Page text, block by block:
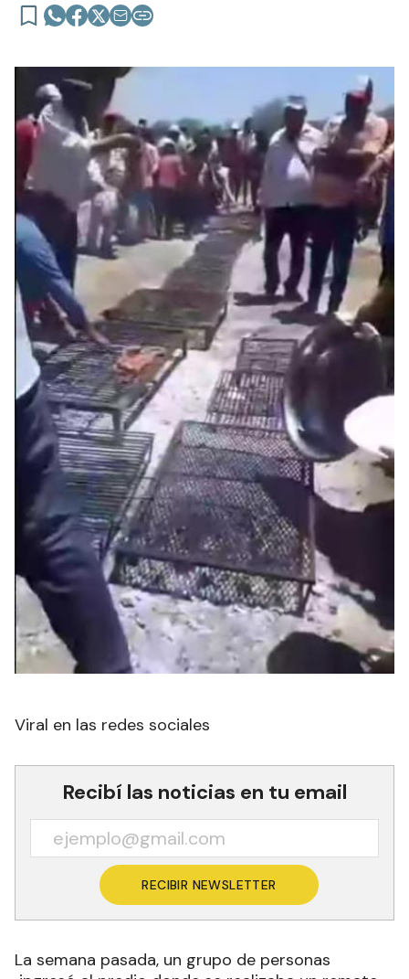
Viral en las redes sociales
Recibí las noticias en tu email
RECIBIR NEWSLETTER
La semana pasada, un grupo de personas